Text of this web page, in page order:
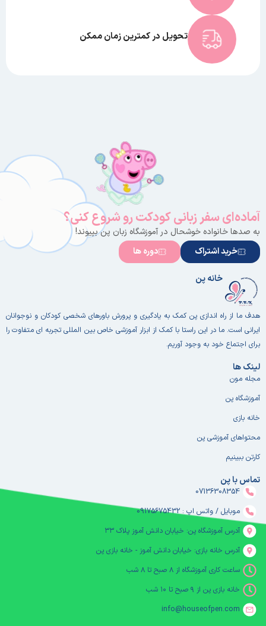
تحویل در کمترین زمان ممکن
آماده‌ای سفر زبانی کودکت رو شروع کنی؟
به صدها خانواده خوشحال در آموزشگاه زبان پن بپیوند!
خرید اشتراک
دوره ها
خانه پن
هدف ما از راه اندازی پن کمک به یادگیری و پرورش باورهای شخصی کودکان و نوجوانان
ایرانی است. ما در این راستا با کمک از ابزار آموزشی خاص بین المللی تجربه ای متفاوت را
برای اجتماع خود به وجود آوریم.
لینک ها
مجله مون
آموزشگاه پن
خانه بازی
محتواهای آموزشی پن
کارتن ببینیم
تماس با پن
07136308354
موبایل / واتس اپ : 09175675432
آدرس آموزشگاه پن: خیابان دانش آموز پلاک ۳۳
آدرس خانه بازی: خیابان دانش آموز - خانه بازی پن
ساعت کاری آموزشگاه از ۸ صبح تا ۸ شب
خانه بازی پن از ۹ صبح تا ۱۰ شب
info@houseofpen.com